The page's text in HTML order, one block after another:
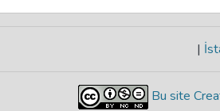
|
Bu site